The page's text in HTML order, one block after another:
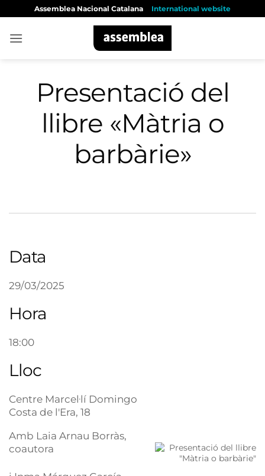
content
Assemblea Nacional Catalana International website
Presentació del
llibre «Màtria o
barbàrie»
Data
29/03/2025
Hora
18:00
Lloc
Centre Marcel·lí Domingo
Costa de l'Era, 18
Amb Laia Arnau Borràs,
coautora